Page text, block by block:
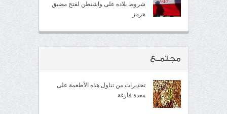
شروط بلاده على واشنطن لفتح مضيق
هرمز
مجتمــع
تحذيرات من تناول هذه الأطعمة على
معدة فارغة